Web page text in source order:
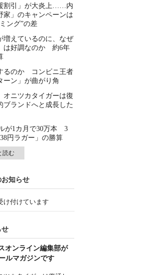
割引」が大炎上……内
家」のキャンペーンは
ング”の差
増えているのに、なぜ
は好調なのか 約6年
るのか コンビニ王者
ーン」が曲がり角
オニツカタイガーは復
ランドへと成長した
が1カ月で30万本 3
円ラガー」の勝算
読む
知らせ
け付けています
せ
オンライン編集部が
ルマガジンです